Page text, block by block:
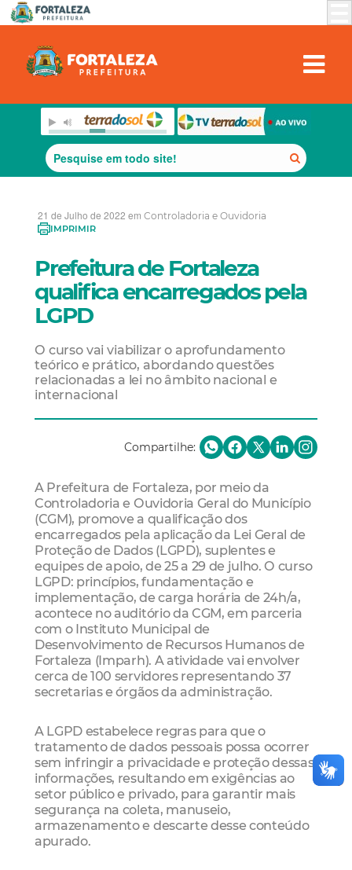
21 de Julho de 2022 em Controladoria e Ouvidoria
IMPRIMIR
Prefeitura de Fortaleza
qualifica encarregados pela
LGPD
O curso vai viabilizar o aprofundamento
teórico e prático, abordando questões
relacionadas a lei no âmbito nacional e
internacional
Compartilhe:
A Prefeitura de Fortaleza, por meio da
Controladoria e Ouvidoria Geral do Município
(CGM), promove a qualificação dos
encarregados pela aplicação da Lei Geral de
Proteção de Dados (LGPD), suplentes e
equipes de apoio, de 25 a 29 de julho. O curso
LGPD: princípios, fundamentação e
implementação, de carga horária de 24h/a,
acontece no auditório da CGM, em parceria
com o Instituto Municipal de
Desenvolvimento de Recursos Humanos de
Fortaleza (Imparh). A atividade vai envolver
cerca de 100 servidores representando 37
secretarias e órgãos da administração.
A LGPD estabelece regras para que o
tratamento de dados pessoais possa ocorrer
sem infringir a privacidade e proteção dessas
informações, resultando em exigências ao
setor público e privado, para garantir mais
segurança na coleta, manuseio,
armazenamento e descarte desse conteúdo
apurado.